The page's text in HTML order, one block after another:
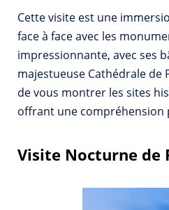
Cette visite est une
face à face avec les
impressionnante, avec ses
majestueuse Cathédrale de
de vous montrer les sites
offrant une compréhension
Visite Nocturne de